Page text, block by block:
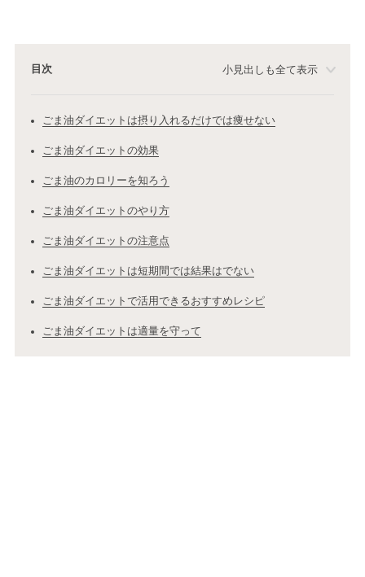
目次 小見出しも全て表示
ごま油ダイエットは摂り入れるだけでは痩せない
ごま油ダイエットの効果
ごま油のカロリーを知ろう
ごま油ダイエットのやり方
ごま油ダイエットの注意点
ごま油ダイエットは短期間では結果はでない
ごま油ダイエットで活用できるおすすめレシピ
ごま油ダイエットは適量を守って